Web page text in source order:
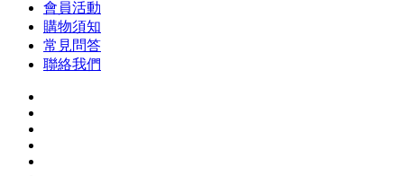
會員活動
購物須知
常見問答
聯絡我們